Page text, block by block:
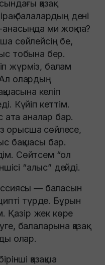
қазақ
балалардың дені
ми жоқ па?
сөйлейсің бе,
тобына бер.
жүрміз, балам
олардың
келіп
Күйіп кеттім.
ата аналар бар.
орысша сөйлесе,
бақшасы бар.
Сөйтсем “ол
“алыс” дейді.
— баласын
түрде. Бұрын
Қазір жек көре
балаларына қазақ
олар.
қазақша